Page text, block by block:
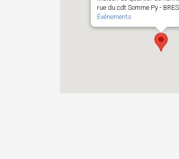
rue du cdt Somme Py -
Événements